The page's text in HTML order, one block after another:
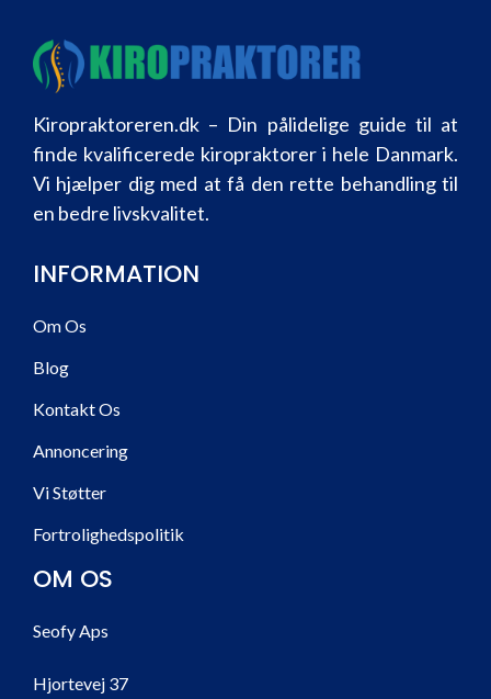
Kiropraktoreren.dk – Din pålidelige guide til at
finde kvalificerede kiropraktorer i hele Danmark.
Vi hjælper dig med at få den rette behandling til
en bedre livskvalitet.
INFORMATION
Om Os
Blog
Kontakt Os
Annoncering
Vi Støtter
Fortrolighedspolitik
OM OS
Seofy Aps
Hjortevej 37